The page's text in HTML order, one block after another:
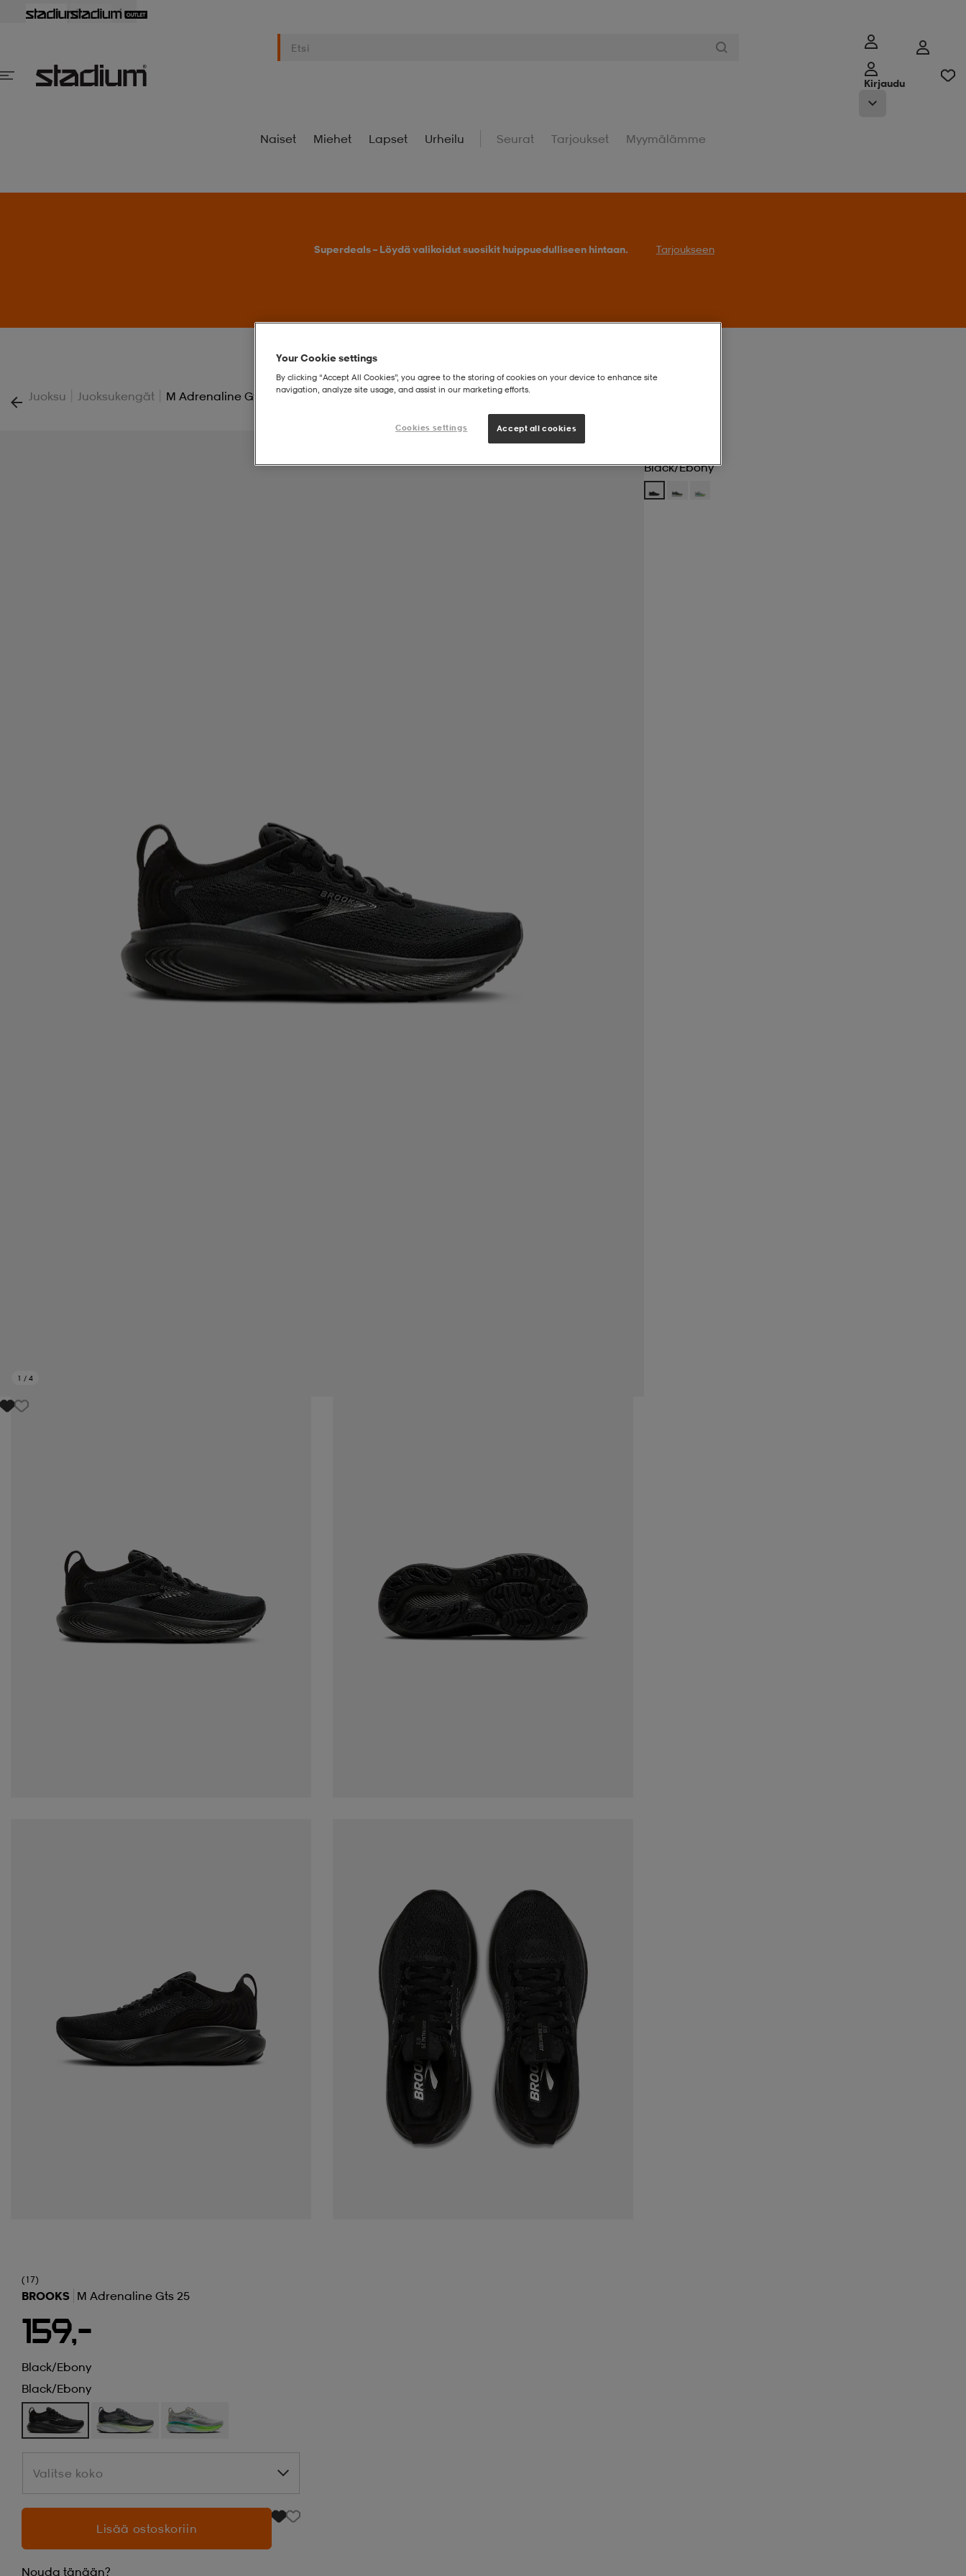
Kirjaudu
Naiset Miehet Lapset Urheilu Seurat Tarjoukset Myymälämme
Superdeals – Löydä valikoidut suosikit huippuedulliseen hintaan. Tarjoukseen
Juoksu | Juoksukengät | M Adrenaline Gts 25
1 / 4
Black/ebony
(17)
BROOKS M Adrenaline Gts 25
159,-
Black/ebony
Black/ebony
Valitse koko
Valitse koko
Lisää ostoskoriin
Nouda tänään?
Your Cookie settings
By clicking “Accept All Cookies”, you agree to the storing of cookies on your device to enhance site
navigation, analyze site usage, and assist in our marketing efforts.
Cookies settings Accept all cookies